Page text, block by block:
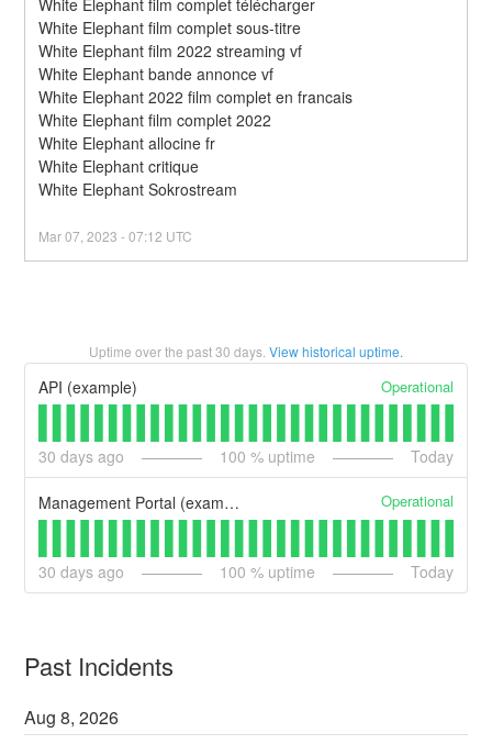
White Elephant film complet sous-titre
White Elephant film 2022 streaming vf
White Elephant bande annonce vf
White Elephant 2022 film complet en francais
White Elephant film complet 2022
White Elephant allocine fr
White Elephant critique
White Elephant Sokrostream
Mar07 ,2023 -07:12 UTC
Uptime over the past30 days. View historical uptime.
API (example) Operational
30 days ago 100 % uptime Today
Management Portal (example) Operational
30 days ago 100 % uptime Today
Past Incidents
Aug8,2026